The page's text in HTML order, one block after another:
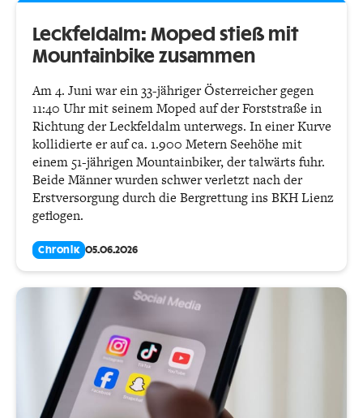
Leckfeldalm: Moped stieß mit
Mountainbike zusammen
Am 4. Juni war ein 33-jähriger Österreicher gegen
11:40 Uhr mit seinem Moped auf der Forststraße in
Richtung der Leckfeldalm unterwegs. In einer Kurve
kollidierte er auf ca. 1.900 Metern Seehöhe mit
einem 51-jährigen Mountainbiker, der talwärts fuhr.
Beide Männer wurden schwer verletzt nach der
Erstversorgung durch die Bergrettung ins BKH Lienz
geflogen.
Chronik 05.06.2026